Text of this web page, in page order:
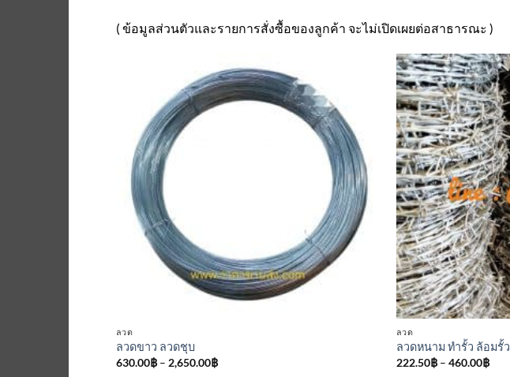
( ข้อมูลส่วนตัวและรายการสั่งซื้อของลูกค้า จะไม่เปิดเผยต่อสาธารณะ )
เพิ่มเข้า
ใน
รายการ
ที่
ติดตาม
ลวด
ลวดขาว ลวดชุบ
630.00฿ – 2,650.00฿Price
ลวด
ลวดหนาม ทำรั้ว ล้อมรั้ว
222.50฿ – 460.00฿Price